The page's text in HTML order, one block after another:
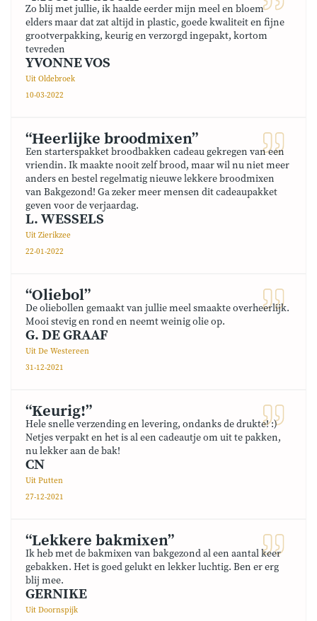
Zo blij met jullie, ik haalde eerder mijn meel en bloem
elders maar dat zat altijd in plastic, goede kwaliteit en fijne
grootverpakking, keurig en verzorgd ingepakt, kortom
tevreden
YVONNE VOS
Uit Oldebroek
10-03-2022
“Heerlijke broodmixen”
Een starterspakket broodbakken cadeau gekregen van een
vriendin. Ik maakte nooit zelf brood, maar wil nu niet meer
anders en bestel regelmatig nieuwe lekkere broodmixen
van Bakgezond! Ga zeker meer mensen dit cadeaupakket
geven voor de verjaardag.
L. WESSELS
Uit Zierikzee
22-01-2022
“Oliebol”
De oliebollen gemaakt van jullie meel smaakte overheerlijk.
Mooi stevig en rond en neemt weinig olie op.
G. DE GRAAF
Uit De Westereen
31-12-2021
“Keurig!”
Hele snelle verzending en levering, ondanks de drukte! :)
Netjes verpakt en het is al een cadeautje om uit te pakken,
nu lekker aan de bak!
CN
Uit Putten
27-12-2021
“Lekkere bakmixen”
Ik heb met de bakmixen van bakgezond al een aantal keer
gebakken. Het is goed gelukt en lekker luchtig. Ben er erg
blij mee.
GERNIKE
Uit Doornspijk